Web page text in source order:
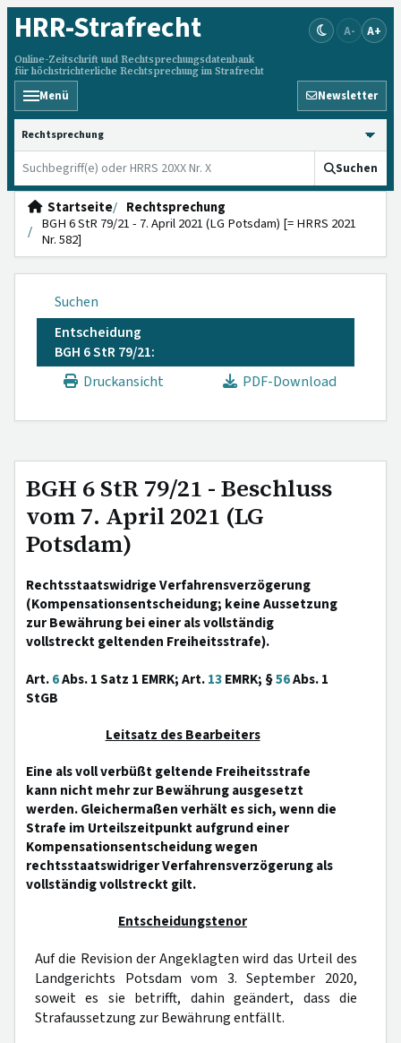
HRR-Strafrecht
Online-Zeitschrift und Rechtsprechungsdatenbank
für höchstrichterliche Rechtsprechung im Strafrecht
A- A+
Menü Newsletter
HRRS durchsuchen
Suchen
Startseite
Rechtsprechung
BGH 6 StR 79/21 - 7. April 2021 (LG Potsdam) [= HRRS 2021
Nr. 582]
Suchen
Entscheidung
BGH 6 StR 79/21:
Druckansicht
PDF-Download
BGH 6 StR 79/21 - Beschluss
vom 7. April 2021 (LG
Potsdam)
Rechtsstaatswidrige Verfahrensverzögerung
(Kompensationsentscheidung; keine Aussetzung
zur Bewährung bei einer als vollständig
vollstreckt geltenden Freiheitsstrafe).
Art.6Abs. 1 Satz 1 EMRK; Art.13EMRK; §56Abs. 1
StGB
Leitsatz des Bearbeiters
Eine als voll verbüßt geltende Freiheitsstrafe
kann nicht mehr zur Bewährung ausgesetzt
werden. Gleichermaßen verhält es sich, wenn die
Strafe im Urteilszeitpunkt aufgrund einer
Kompensationsentscheidung wegen
rechtsstaatswidriger Verfahrensverzögerung als
vollständig vollstreckt gilt.
Entscheidungstenor
Auf die Revision der Angeklagten wird das Urteil des
Landgerichts Potsdam vom 3. September 2020,
soweit es sie betrifft, dahin geändert, dass die
Strafaussetzung zur Bewährung entfällt.